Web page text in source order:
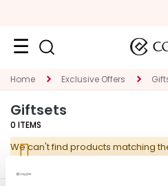
Face
C
A
T
E
G
Home Exclusive Offers
Giftsets
0 ITEMS
We can't find products matching